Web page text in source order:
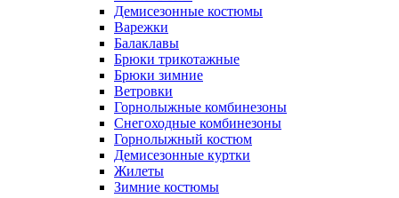
Демисезонные костюмы
Варежки
Балаклавы
Брюки трикотажные
Брюки зимние
Ветровки
Горнолыжные комбинезоны
Снегоходные комбинезоны
Горнолыжный костюм
Демисезонные куртки
Жилеты
Зимние костюмы